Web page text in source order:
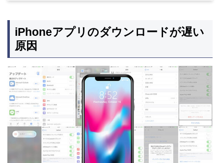
iPhoneアプリのダウンロードが遅い
原因